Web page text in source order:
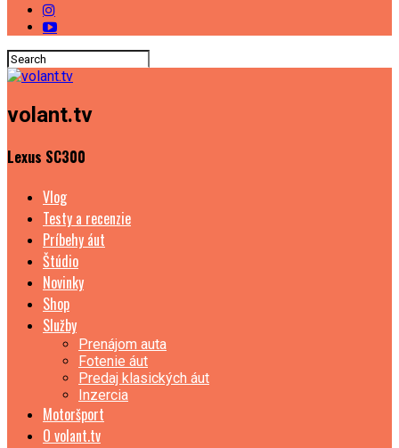
volant.tv
Lexus SC300
Vlog
Testy a recenzie
Príbehy áut
Štúdio
Novinky
Shop
Služby
Prenájom auta
Fotenie áut
Predaj klasických áut
Inzercia
Motoršport
O volant.tv